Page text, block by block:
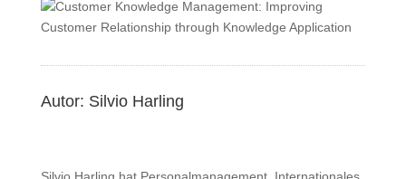
Autor: Silvio Harling